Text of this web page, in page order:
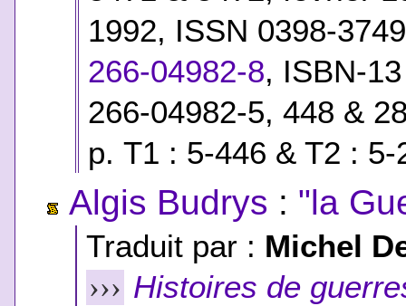
1992, ISSN 0398-
266-04982-8, ISBN-
266-04982-5, 448 &
p. T1 : 5-446 & T2 : 5-
Algis Budrys : "la
Traduit par : Michel
››› Histoires de